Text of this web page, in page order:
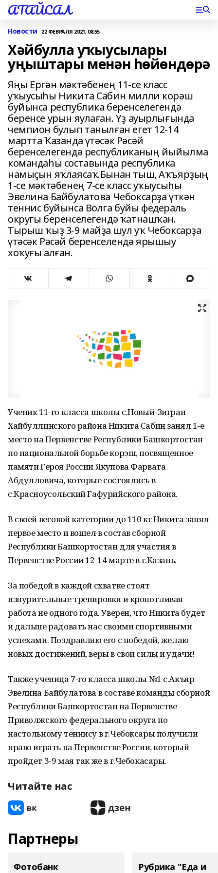
АТАЙСАЛ
Новости 22 ФЕВРАЛЯ 2021, 08:55
Хәйбулла уҡыусылары
уңыштары менән һөйөндөрә
Яңы Ергән мәктәбенең 11-се класс
уҡыусыһы Никита Сабин милли корәш
буйынса республика беренселегендә
беренсе урын яулаған. Үҙ ауырлығында
чемпион булып танылған егет 12-14
мартта Ҡазанда үтәсәк Рәсәй
беренселегендә республиканың йыйылма
командаһы составында республика
намыҫын яҡлаясаҡ.Бынан тыш, Аҡъярҙың
1-се мәктәбенең 7-се класс уҡыусыһы
Эвелина Байбулатова Чебоксарҙа үткән
теннис буйынса Волга буйы федераль
округы беренселегендә ҡатнашҡан.
Тырыш ҡыҙ 3-9 майҙа шул уҡ Чебоксарҙа
үтәсәк Рәсәй беренселендә ярышыу
хоҡуғы алған.
Ученик 11-го класса школы с.Новый-Зигран
Хайбуллинского района Никита Сабин занял 1-е
место на Первенстве Республики Башкортостан
по национальной борьбе корэш, посвященное
памяти Героя России Якупова Фарвата
Абдулловича, которые состоялись в
с.Красноусольский Гафурийского района.
В своей весовой категории до 110 кг Никита занял
первое место и вошел в состав сборной
Республики Башкортостан для участия в
Первенстве России 12-14 марте в г.Казань.
За победой в каждой схватке стоят
изнурительные тренировки и кропотливая
работа не одного года. Уверен, что Никита будет
и дальше радовать нас своими спортивными
успехами. Поздравляю его с победой, желаю
новых достижений, веры в свои силы и удачи!
Также ученица 7-го класса школы №1 с.Акъяр
Эвелина Байбулатова в составе команды сборной
Республики Башкортостан на Первенстве
Приволжского федерального округа по
настольному теннису в г.Чебоксары получили
право играть на Первенстве России, который
пройдет 3-9 мая так же в г.Чебокасары.
Читайте нас
Партнеры
Фотобанк Рубрика "Еда и